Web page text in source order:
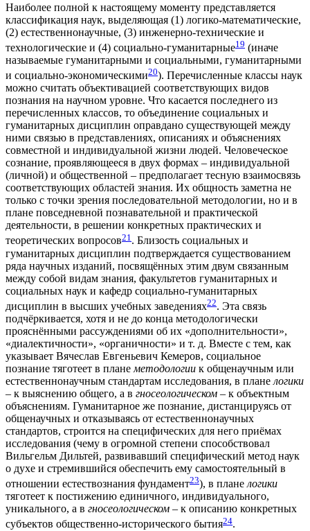
Наиболее полной к настоящему моменту представляется
классификация наук, выделяющая (1) логико-математические,
(2) естественнонаучные, (3) инженерно-технические и
технологические и (4) социально-гуманитарные19 (иначе
называемые гуманитарными и социальными, гуманитарными
и социально-экономическими20). Перечисленные классы наук
можно считать объективацией соответствующих видов
познания на научном уровне. Что касается последнего из
перечисленных классов, то объединение социальных и
гуманитарных дисциплин оправдано существующей между
ними связью в представлениях, описаниях и объяснениях
совместной и индивидуальной жизни людей. Человеческое
сознание, проявляющееся в двух формах – индивидуальной
(личной) и общественной – предполагает тесную взаимосвязь
соответствующих областей знания. Их общность заметна не
только с точки зрения последовательной методологии, но и в
плане повседневной познавательной и практической
деятельности, в решении конкретных практических и
теоретических вопросов21 . Близость социальных и
гуманитарных дисциплин подтверждается существованием
ряда научных изданий, посвящённых этим двум связанным
между собой видам знания, факультетов гуманитарных и
социальных наук и кафедр социально-гуманитарных
дисциплин в высших учебных заведениях22. Эта связь
подчёркивается, хотя и не до конца методологически
прояснёнными рассуждениями об их «дополнительности»,
«диалектичности», «органичности» и т. д. Вместе с тем, как
указывает Вячеслав Евгеньевич Кемеров, социальное
познание тяготеет в плане методологии к общенаучным или
естественнонаучным стандартам исследования, в плане логики
– к выяснению общего, а в гносеологическом – к объектным
объяснениям. Гуманитарное же познание, дистанцируясь от
общенаучных и отказываясь от естественнонаучных
стандартов, строится на специфических для него приёмах
исследования (чему в огромной степени способствовал
Вильгельм Дильтей, развивавший специфический метод наук
о духе и стремившийся обеспечить ему самостоятельный в
отношении естествознания фундамент23), в планелогики
тяготеет к постижению единичного, индивидуального,
уникального, а в гносеологическом – к описанию конкретных
субъектов общественно-исторического бытия24.